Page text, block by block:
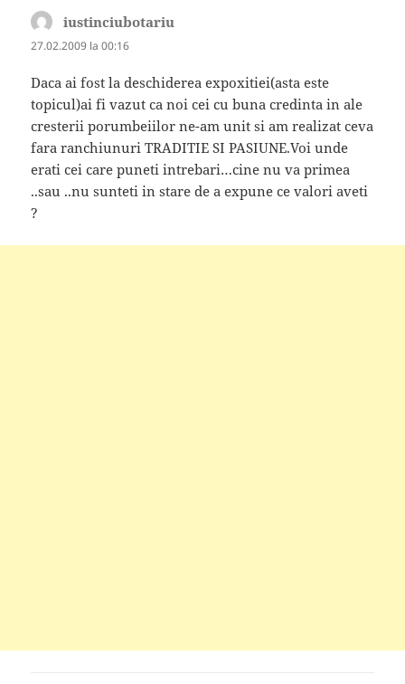
iustinciubotariu
27.02.2009 la 00:16
Daca ai fost la deschiderea expoxitiei(asta este
topicul)ai fi vazut ca noi cei cu buna credinta in ale
cresterii porumbeiilor ne-am unit si am realizat ceva
fara ranchiunuri TRADITIE SI PASIUNE.Voi unde
erati cei care puneti intrebari…cine nu va primea
..sau ..nu sunteti in stare de a expune ce valori aveti
?